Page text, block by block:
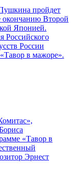
пройдет
окончанию Второй
Японией.
Российского
России
в мажоре».
«Тавор в
Эрнест